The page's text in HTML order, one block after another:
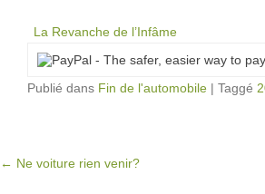
La Revanche de l’Infâme
Publié dans Fin de l'automobile | Taggé
Post navigation
← Ne voiture rien venir?